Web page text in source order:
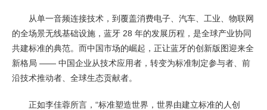
从单一音频连接技术，到覆盖消费电子、汽车、工业、物联网
的全场景无线基础设施，蓝牙 28 年的发展历程，是全球产业协同
共建标准的典范。而中国市场的崛起，正让蓝牙的创新版图迎来全
新格局 —— 中国企业从技术应用者，转变为标准制定参与者、前
沿技术推动者、全球生态贡献者。
正如李佳蓉所言，“标准塑造世界，世界由建立标准的人创